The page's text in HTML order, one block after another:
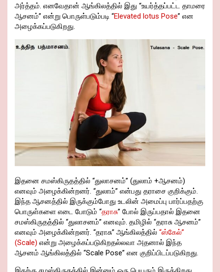
அர்த்தம். எனவேதான் ஆங்கிலத்தில் இது “உயர்த்தப்பட்ட தாமரை
ஆசனம்” என்று பொருள்படும்படி “Elevated lotus Pose” என
அழைக்கப்படுகிறது.
இதனை சமஸ்கிருதத்தில் “துலாசனம்” (துலாம் +ஆசனம்)
எனவும் அழைக்கின்றனர். “துலாம்” என்பது தராசை குறிக்கும்.
இந்த ஆசனத்தில் இருக்கும்போது உடலின் அமைப்பு பார்ப்பதற்கு
பொருள்களை எடை போடும் “தராசு” போல் இருப்பதால் இதனை
சமஸ்கிருதத்தில் “துலாசனம்” எனவும். தமிழில் “தராசு ஆசனம்”
எனவும் அழைக்கின்றனர். “தராசு” ஆங்கிலத்தில் “ஸ்கேல்”
(Scale) என்று அழைக்கப்படுகிறதல்லவா அதனால் இந்த
ஆசனம் ஆங்கிலத்தில் “Scale Pose” என குறிப்பிடப்படுகிறது.